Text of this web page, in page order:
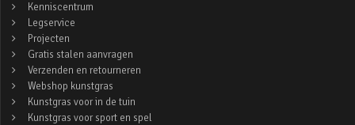
Kenniscentrum
Legservice
Projecten
Gratis stalen aanvragen
Verzenden en retourneren
Webshop kunstgras
Kunstgras voor in de tuin
Kunstgras voor sport en spel